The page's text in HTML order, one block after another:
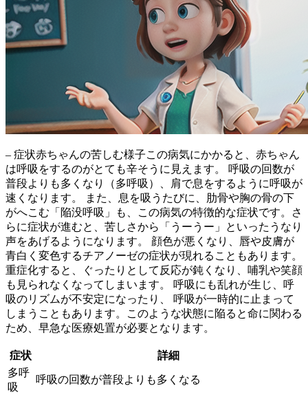
– 症状赤ちゃんの苦しむ様子この病気にかかると、赤ちゃん
は呼吸をするのがとても辛そうに見えます。 呼吸の回数が
普段よりも多くなり（多呼吸）、肩で息をするように呼吸が
速くなります。
また、息を吸うたびに、
肋骨や胸の骨の下
がへこむ「陥没呼吸」
も、この病気の特徴的な症状です。さ
らに症状が進むと、苦しさから
「うーうー」
といったうなり
声をあげるようになります。 顔色が悪くなり、
唇や皮膚が
青白く変色するチアノーゼの症状が現れることもあります。
重症化すると、ぐったりとして反応が鈍くなり、哺乳や笑顔
も見られなくなってしまいます。 呼吸にも乱れが生じ、呼
吸のリズムが不安定になったり、 呼吸が一時的に止まって
しまうこともあります。このような状態に陥ると命に関わる
ため、早急な医療処置が必要となります。
症状
詳細
多呼
吸
呼吸の回数が普段よりも多くなる